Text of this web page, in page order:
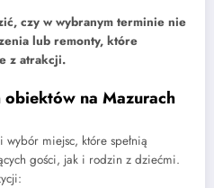
czy w wybranym terminie nie
lub remonty, które
z atrakcji.
obiektów na Mazurach
miejsc, które spełnią
gości, jak i rodzin z dziećmi.